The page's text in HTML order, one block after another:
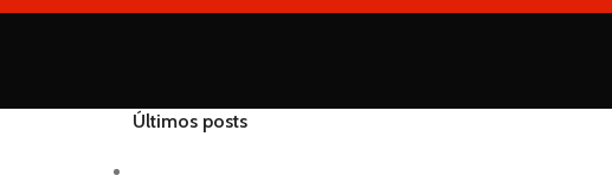
Últimos posts